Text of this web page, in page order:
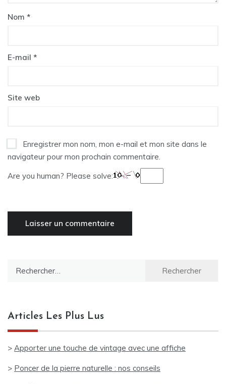
Nom *
E-mail *
Site web
Enregistrer mon nom, mon e-mail et mon site dans le
navigateur pour mon prochain commentaire.
Are you human? Please solve:
Articles Les Plus Lus
> Apporter une touche de vintage avec une affiche
> Poncer de la pierre naturelle : nos conseils